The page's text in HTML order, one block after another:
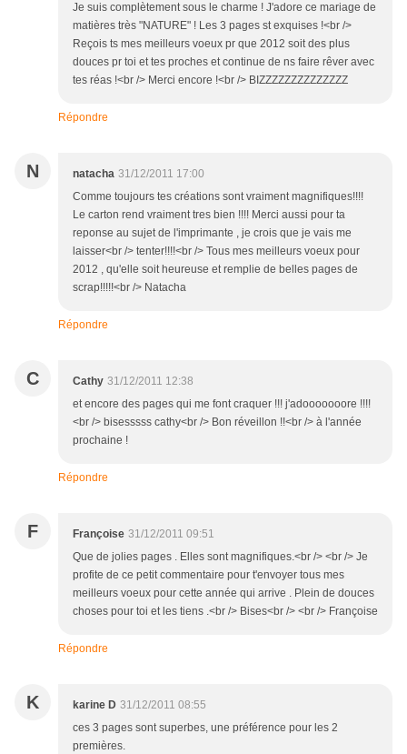
Je suis complètement sous le charme ! J'adore ce mariage de
matières très "NATURE" ! Les 3 pages st exquises !<br />
Reçois ts mes meilleurs voeux pr que 2012 soit des plus
douces pr toi et tes proches et continue de ns faire rêver avec
tes réas !<br /> Merci encore !<br /> BIZZZZZZZZZZZZZZ
Répondre
N natacha 31/12/2011 17:00
Comme toujours tes créations sont vraiment magnifiques!!!!
Le carton rend vraiment tres bien !!!! Merci aussi pour ta
reponse au sujet de l'imprimante , je crois que je vais me
laisser<br /> tenter!!!!<br /> Tous mes meilleurs voeux pour
2012 , qu'elle soit heureuse et remplie de belles pages de
scrap!!!!!<br /> Natacha
Répondre
C Cathy 31/12/2011 12:38
et encore des pages qui me font craquer !!! j'adooooooore !!!!
<br /> bisesssss cathy<br /> Bon réveillon !!<br /> à l'année
prochaine !
Répondre
F Françoise 31/12/2011 09:51
Que de jolies pages . Elles sont magnifiques.<br /> <br /> Je
profite de ce petit commentaire pour t'envoyer tous mes
meilleurs voeux pour cette année qui arrive . Plein de douces
choses pour toi et les tiens .<br /> Bises<br /> <br /> Françoise
Répondre
K karine D 31/12/2011 08:55
ces 3 pages sont superbes, une préférence pour les 2
premières.